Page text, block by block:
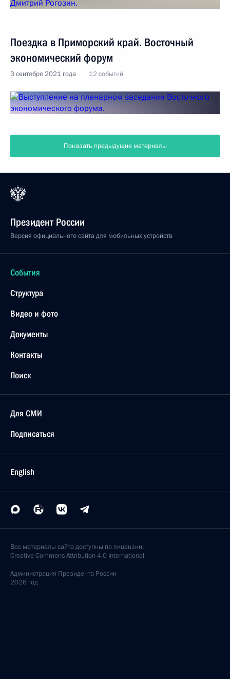
Поездка в Приморский край. Восточный
экономический форум
3 сентября 2021 года 12 событий
Показать предыдущие материалы
Президент России
Версия официального сайта для мобильных устройств
События
Структура
Видео и фото
Документы
Контакты
Поиск
Для СМИ
Подписаться
English
Все материалы сайта доступны по лицензии:
Creative Commons Attribution 4.0 International
Администрация Президента России
2026 год